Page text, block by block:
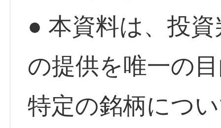
● 本資料は、投
の提供を唯一の
特定の銘柄につ